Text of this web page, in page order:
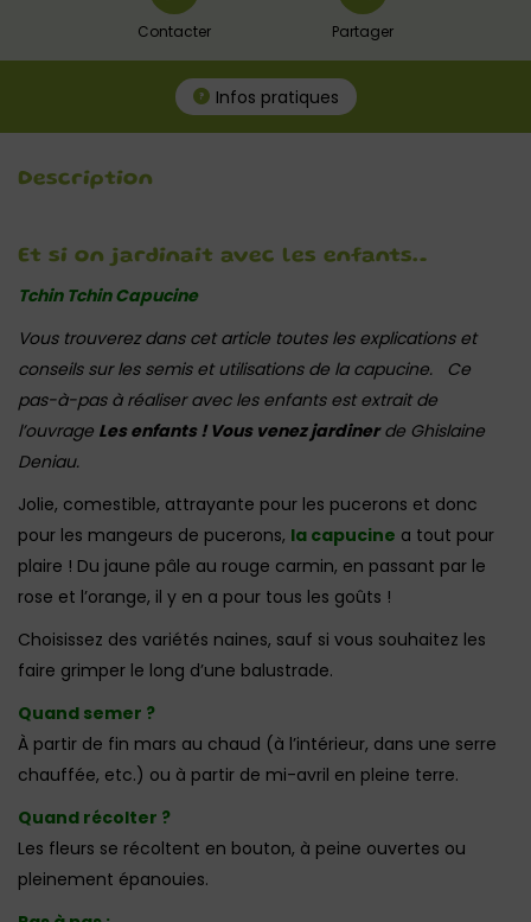
Contacter Partager
Infos pratiques
Description
Et si on jardinait avec les enfants…
Tchin Tchin Capucine
Vous trouverez dans cet article toutes les explications et
conseils sur les semis et utilisations de la capucine. Ce
pas-à-pas à réaliser avec les enfants est extrait de
l’ouvrage Les enfants ! Vous venez jardinerde Ghislaine
Deniau.
Jolie, comestible, attrayante pour les pucerons et donc
pour les mangeurs de pucerons, la capucine a tout pour
plaire ! Du jaune pâle au rouge carmin, en passant par le
rose et l’orange, il y en a pour tous les goûts !
Choisissez des variétés naines, sauf si vous souhaitez les
faire grimper le long d’une balustrade.
Quand semer ?
À partir de fin mars au chaud (à l’intérieur, dans une serre
chauffée, etc.) ou à partir de mi-avril en pleine terre.
Quand récolter ?
Les fleurs se récoltent en bouton, à peine ouvertes ou
pleinement épanouies.